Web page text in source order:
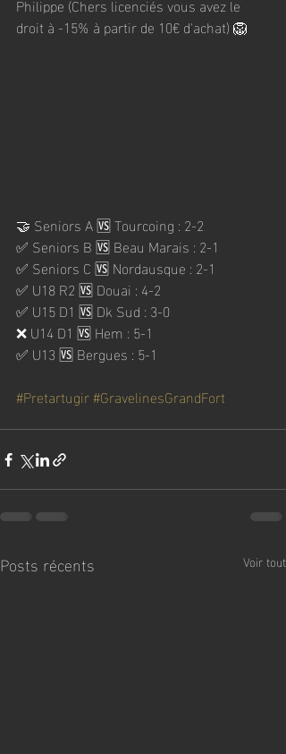
droit à -15% à partir de 10€ d'achat) 🦁
🤝 Seniors A 🆚 Tourcoing : 2-2
✅ Seniors B 🆚 Beau Marais : 2-1
✅ Seniors C 🆚 Nordausque : 2-1
✅ U18 R2 🆚 Douai : 4-2
✅ U15 D1 🆚 Dk Sud : 3-0
❌ U14 D1 🆚 Hem : 5-1
✅ U13 🆚 Bergues : 5-1
#Pretartugir#GravelinesGrandFort
Posts récents Voir tout